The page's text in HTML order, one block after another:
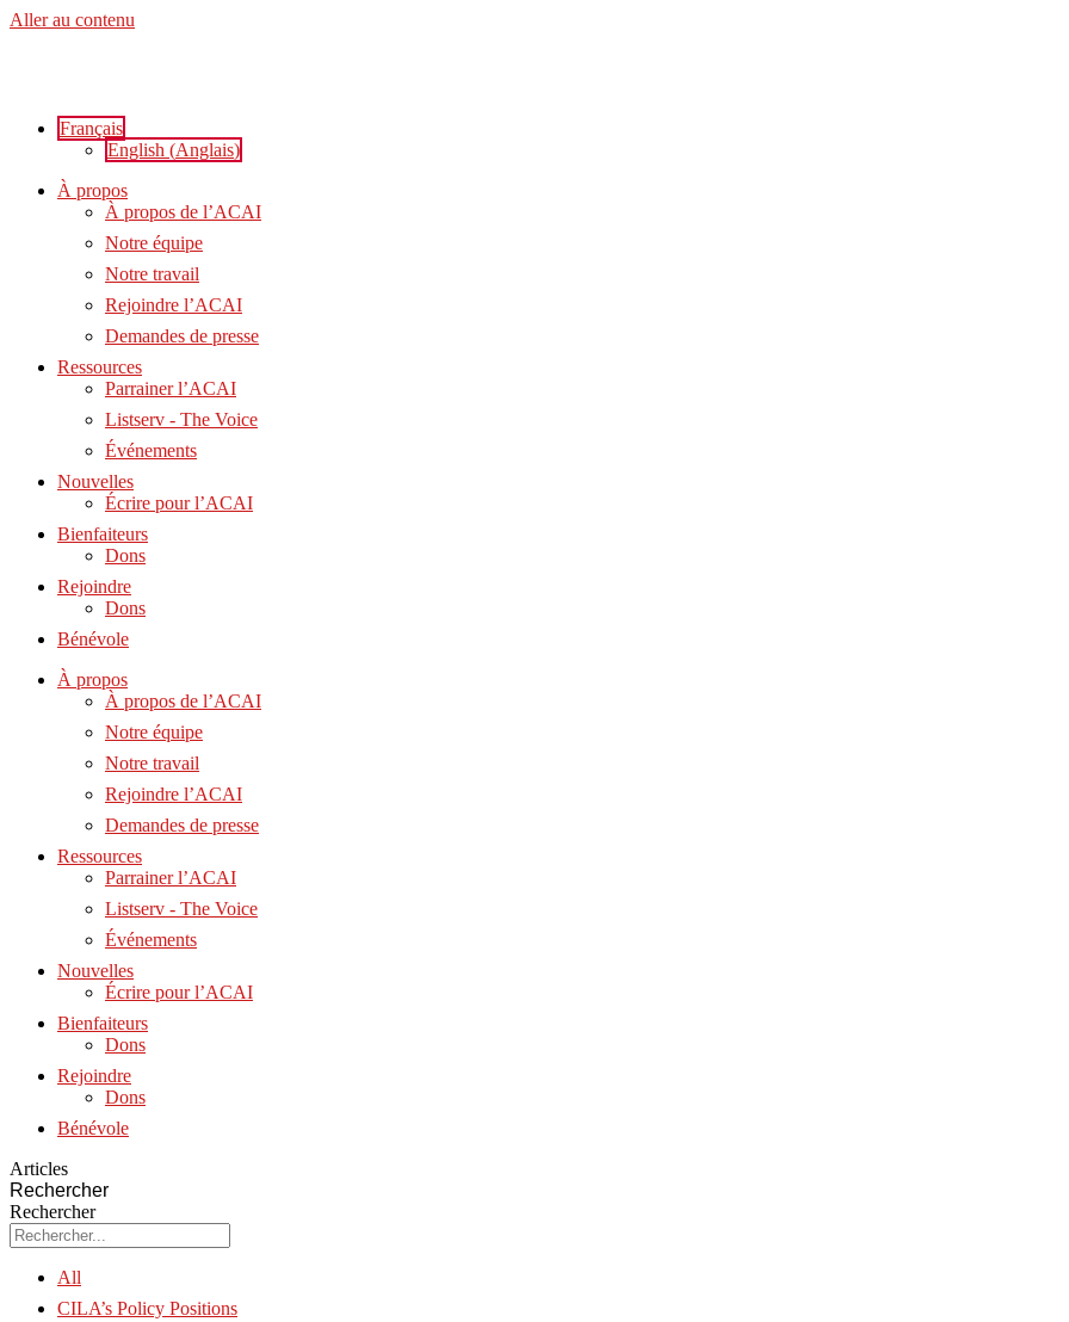
Aller au contenu
Français
English (Anglais)
À propos
À propos de l’ACAI
Notre équipe
Notre travail
Rejoindre l’ACAI
Demandes de presse
Ressources
Parrainer l’ACAI
Listserv - The Voice
Événements
Nouvelles
Écrire pour l’ACAI
Bienfaiteurs
Dons
Rejoindre
Dons
Bénévole
À propos
À propos de l’ACAI
Notre équipe
Notre travail
Rejoindre l’ACAI
Demandes de presse
Ressources
Parrainer l’ACAI
Listserv - The Voice
Événements
Nouvelles
Écrire pour l’ACAI
Bienfaiteurs
Dons
Rejoindre
Dons
Bénévole
Articles
Rechercher
Rechercher
All
CILA’s Policy Positions